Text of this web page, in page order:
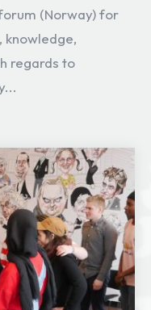
(Norway) for
knowledge,
regards to